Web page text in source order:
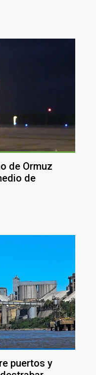
de Ormuz
de
puertos y